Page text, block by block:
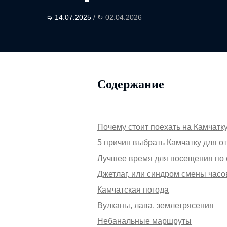
➭ 14.07.2025 / ↻ 02.04.2026
Содержание
Почему стоит поехать на
5 причин выбрать Камчатку для
Лучшее время для посещения по
Джетлаг, или синдром смены
Камчатская погода
Вулканы, лава, землетрясения
Небанальные маршруты